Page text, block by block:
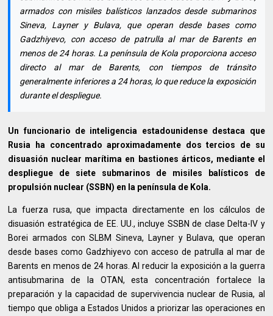
armados con misiles balísticos lanzados desde submarinos
Sineva, Layner y Bulava, que operan desde bases como
Gadzhiyevo, con acceso de patrulla al mar de Barents en
menos de 24 horas. La península de Kola proporciona acceso
directo al mar de Barents, con tiempos de tránsito
generalmente inferiores a 24 horas, lo que reduce la exposición
durante el despliegue.
Un funcionario de inteligencia estadounidense destaca que
Rusia ha concentrado aproximadamente dos tercios de su
disuasión nuclear marítima en bastiones árticos, mediante el
despliegue de siete submarinos de misiles balísticos de
propulsión nuclear (SSBN) en la península de Kola.
La fuerza rusa, que impacta directamente en los cálculos de
disuasión estratégica de EE. UU., incluye SSBN de clase Delta-IV y
Borei armados con SLBM Sineva, Layner y Bulava, que operan
desde bases como Gadzhiyevo con acceso de patrulla al mar de
Barents en menos de 24 horas. Al reducir la exposición a la guerra
antisubmarina de la OTAN, esta concentración fortalece la
preparación y la capacidad de supervivencia nuclear de Rusia, al
tiempo que obliga a Estados Unidos a priorizar las operaciones en